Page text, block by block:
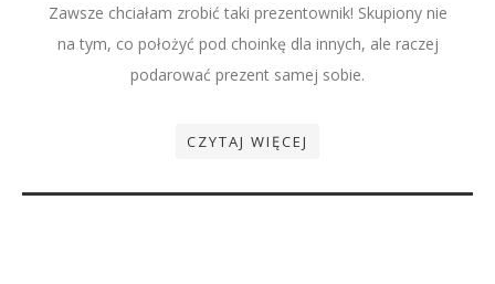
Zawsze chciałam zrobić taki prezentownik! Skupiony nie
na tym, co położyć pod choinkę dla innych, ale raczej
podarować prezent samej sobie.
CZYTAJ WIĘCEJ